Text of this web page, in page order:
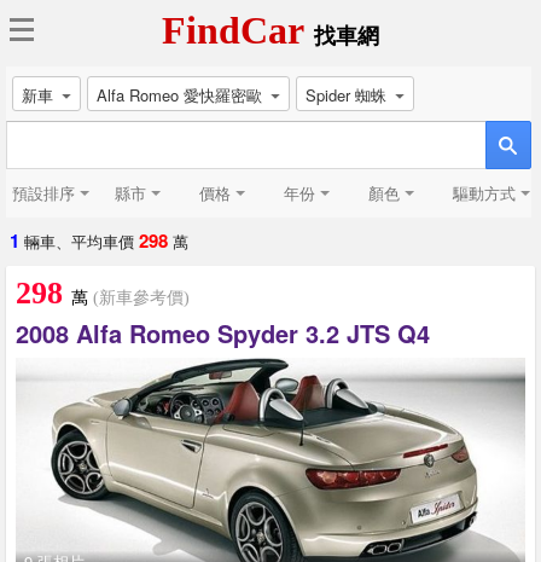
FindCar找車網
新車 Alfa Romeo 愛快羅密歐 Spider 蜘蛛
預設排序 縣市 價格 年份 顏色 驅動方式
1 輛車、平均車價 298 萬
298 萬 (新車參考價)
2008 Alfa Romeo Spyder 3.2 JTS Q4